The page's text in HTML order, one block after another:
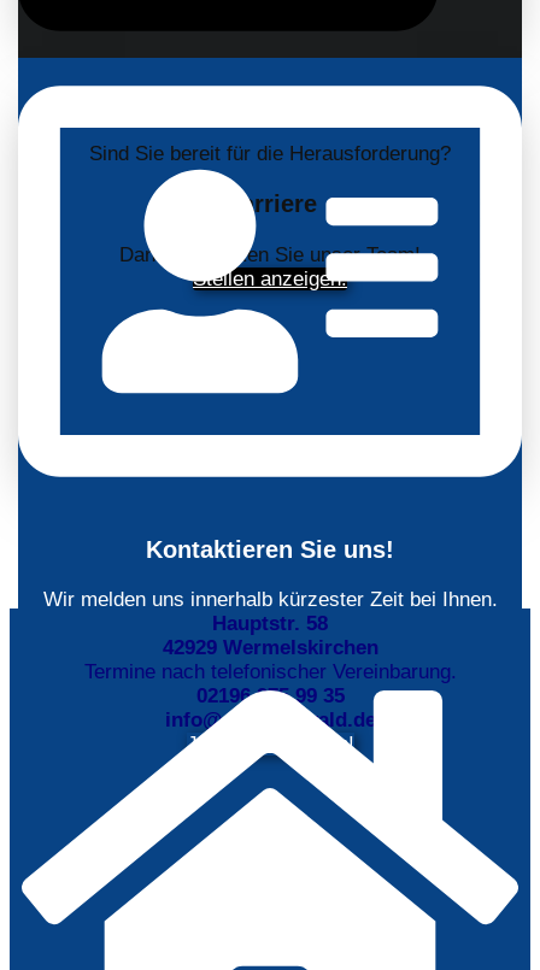
Sind Sie bereit für die Herausforderung?
Karriere
Dann verstärken Sie unser Team!
Stellen anzeigen!
Kontaktieren Sie uns!
Wir melden uns innerhalb kürzester Zeit bei Ihnen.
Hauptstr. 58
42929 Wermelskirchen
Termine nach telefonischer Vereinbarung.
02196 975 99 35
info@stb-baerwald.de
Jetzt kontaktieren!